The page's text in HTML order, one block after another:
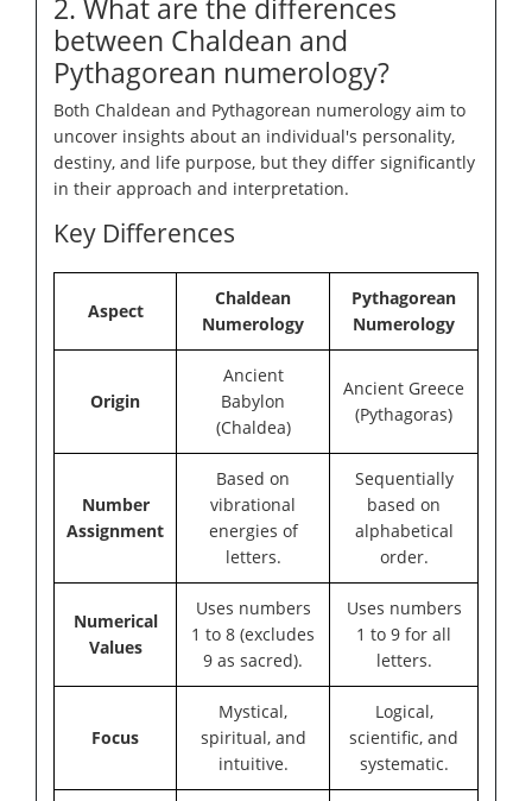
2. What are the differences
between Chaldean and
Pythagorean numerology?
Both Chaldean and Pythagorean numerology aim to
uncover insights about an individual's personality,
destiny, and life purpose, but they differ significantly
in their approach and interpretation.
Key Differences
Aspect
Chaldean
Numerology
Pythagorean
Numerology
Origin
Ancient
Babylon
(Chaldea)
Ancient Greece
(Pythagoras)
Number
Assignment
Based on
vibrational
energies of
letters.
Sequentially
based on
alphabetical
order.
Numerical
Values
Uses numbers
1 to 8 (excludes
9 as sacred).
Uses numbers
1 to 9 for all
letters.
Focus
Mystical,
spiritual, and
intuitive.
Logical,
scientific, and
systematic.